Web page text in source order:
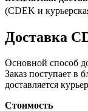
(CDEK и
Доставка
Основной способ
Заказ поступает
доставляется
Стоимость